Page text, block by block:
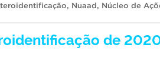
, Nuaad, Núcleo de
de